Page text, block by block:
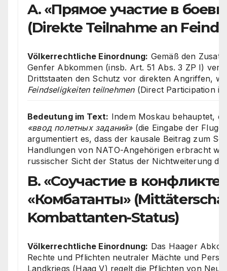
A. «Прямое участие в
(Direkte Teilnahme an
Völkerrechtliche Einordnung: Gemäß den
Genfer Abkommen (insb. Art. 51 Abs. 3 ZP I)
Drittstaaten den Schutz vor direkten Angriffen,
Feindseligkeiten teilnehmen(Direct Participation in
Bedeutung im Text: Indem Moskau behauptet,
«ввод полетных заданий»(die Eingabe der
argumentiert es, dass der kausale Beitrag zum
Handlungen von NATO-Angehörigen erbracht
russischer Sicht der Status der Nichtweiterung
B. «Соучастие в
«Комбатанты»
Kombattanten-Status)
Völkerrechtliche Einordnung: Das Haager
Rechte und Pflichten neutraler Mächte und
Landkriegs (Haag V) regelt die Pflichten von